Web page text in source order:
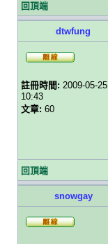
回頂端
dtwfung
註冊時間: 2009-05-25
10:43
文章: 60
回頂端
snowgay